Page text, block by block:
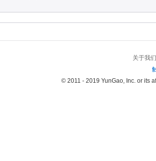
关于我们
© 2011 - 2019 YunGao, Inc. or its